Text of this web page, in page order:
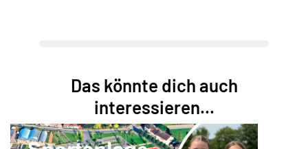
Das könnte dich auch
interessieren...